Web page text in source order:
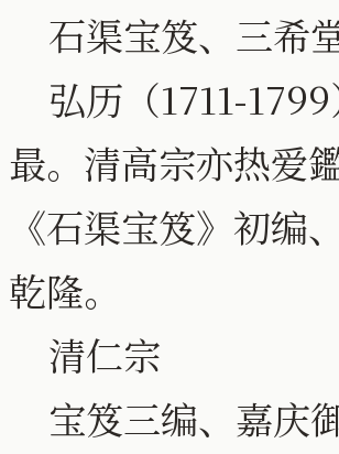
石渠宝笈、三希
弘历（1711-
最。清高宗亦热爱
《石渠宝笈》初
乾隆。
清仁宗
宝笈三编、嘉庆